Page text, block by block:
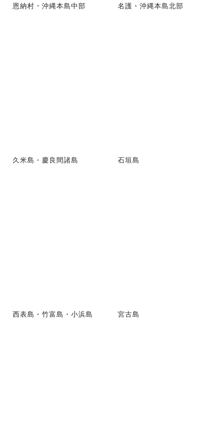
恩納村・沖縄本島中部 名護・沖縄本島北部
久米島・慶良間諸島 石垣島
西表島・竹富島・小浜島 宮古島